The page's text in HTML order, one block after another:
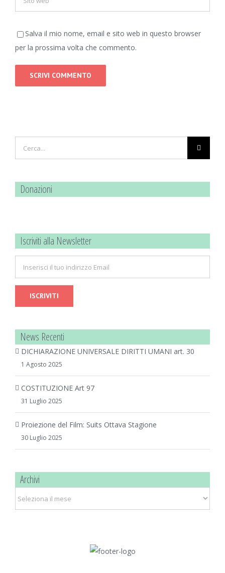
Salva il mio nome, email e sito web in questo browser
per la prossima volta che commento.
per:
Donazioni
Iscriviti alla Newsletter
News Recenti
DICHIARAZIONE UNIVERSALE DIRITTI UMANI art. 30
1 Agosto 2025
COSTITUZIONE Art 97
31 Luglio 2025
Proiezione del Film: Suits Ottava Stagione
30 Luglio 2025
Archivi